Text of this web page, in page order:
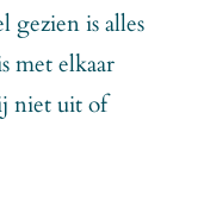
gezien is alles
met elkaar
niet uit of